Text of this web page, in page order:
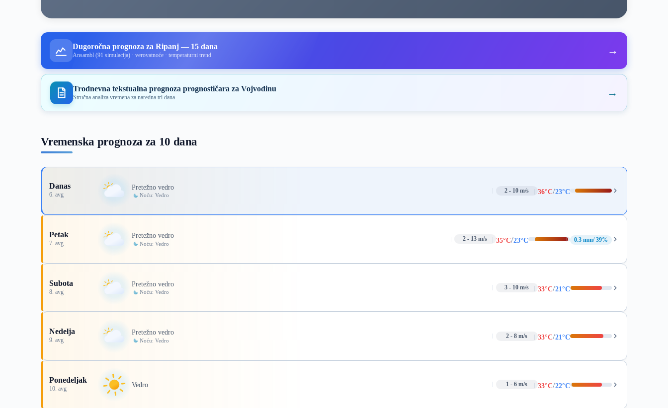
Dugoročna prognoza za Ripanj — 15 dana
Ansambl (91 simulacija) · verovatnoće · temperaturni trend →
Trodnevna tekstualna prognoza prognostičara za Vojvodinu
Stručna analiza vremena za naredna tri dana →
Vremenska prognoza za 10 dana
Danas
6. avg
Pretežno vedro
Noću: Vedro
2 - 10 m/s 36°C/23°C
Petak
7. avg
Pretežno vedro
Noću: Vedro
2 - 13 m/s 35°C/23°C 0.3 mm 39%
Subota
8. avg
Pretežno vedro
Noću: Vedro
3 - 10 m/s 33°C/21°C
Nedelja
9. avg
Pretežno vedro
Noću: Vedro
2 - 8 m/s 33°C/21°C
Ponedeljak
10. avg Vedro 1 - 6 m/s 33°C/22°C